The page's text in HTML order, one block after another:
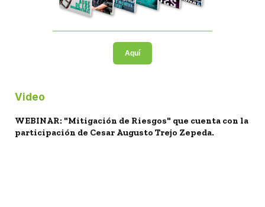
Aquí
Video
WEBINAR: "Mitigación de Riesgos" que cuenta con la
participación de Cesar Augusto Trejo Zepeda.